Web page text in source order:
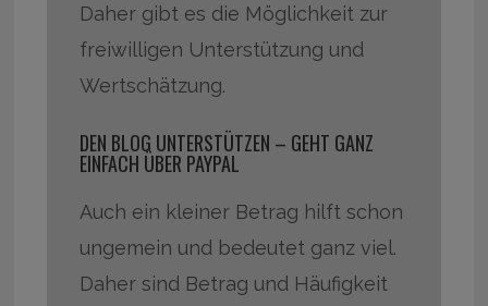
Daher gibt es die Möglichkeit zur
freiwilligen Unterstützung und
Wertschätzung.
DEN BLOG UNTERSTÜTZEN – GEHT GANZ
EINFACH ÜBER PAYPAL
Auch ein kleiner Betrag hilft schon
ungemein und bedeutet ganz viel.
Daher sind Betrag und Häufigkeit